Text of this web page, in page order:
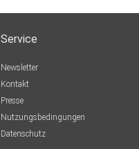
Service
Newsletter
Kontakt
Presse
Nutzungsbedingungen
Datenschutz